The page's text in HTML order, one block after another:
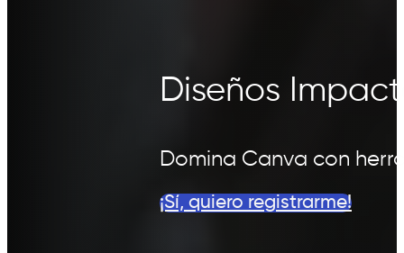
Diseños
Domina Canva con
¡Sí, quiero registrarme!